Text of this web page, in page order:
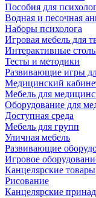
Пособия для
Водная и песочная
Наборы психолога
Игровая мебель для
Интерактивные
Тесты и методики
Развивающие игры
Медицинский
Мебель для
Оборудование для
Доступная среда
Мебель для групп
Уличная мебель
Развивающие
Игровое
Канцелярские товары
Рисование
Канцелярские